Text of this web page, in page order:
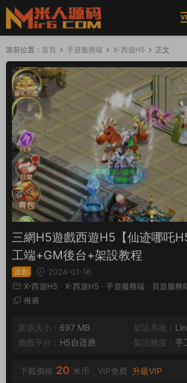
當前位置： 首頁 手遊服務端 X-西遊H5 正文
三網H5遊戲西遊H5【仙迹哪吒
工端+GM後台+架設教程
原創
2024-01-16
X-西遊H5 · X-西遊H5 · 手遊服務端 · 頁遊服務
推廣
資源大小： 697 MB 架設系統：
遊戲平台： H5自适應 架設難度： 手
下載價格 20 米币，VIP免費 升級VIP